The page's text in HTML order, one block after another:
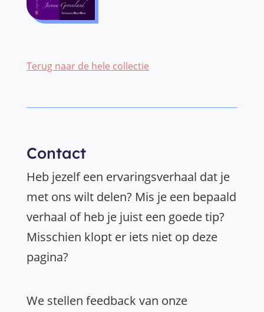
Terug naar de hele collectie
Contact
Heb jezelf een ervaringsverhaal dat je
met ons wilt delen? Mis je een bepaald
verhaal of heb je juist een goede tip?
Misschien klopt er iets niet op deze
pagina?
We stellen feedback van onze